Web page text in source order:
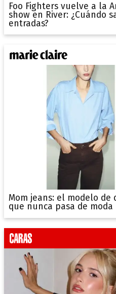
Foo Fighters vuelve a la
show en River: ¿Cuándo
entradas?
Mom jeans: el modelo de
que nunca pasa de moda